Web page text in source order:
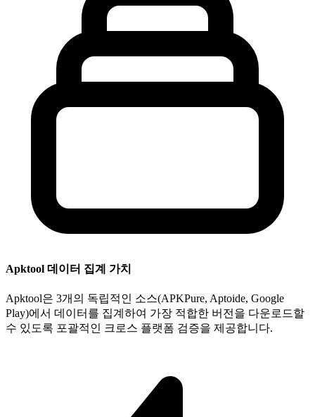
Apktool 데이터 집계 가치
Apktool은 3개의 독립적인 소스(APKPure, Aptoide, Google
Play)에서 데이터를 집계하여 가장 적합한 버전을 다운로드할
수 있도록 포괄적인 크로스 플랫폼 검증을 제공합니다.